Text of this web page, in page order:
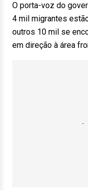
O porta-voz do
4 mil migrantes
outros 10 mil se
em direção à área